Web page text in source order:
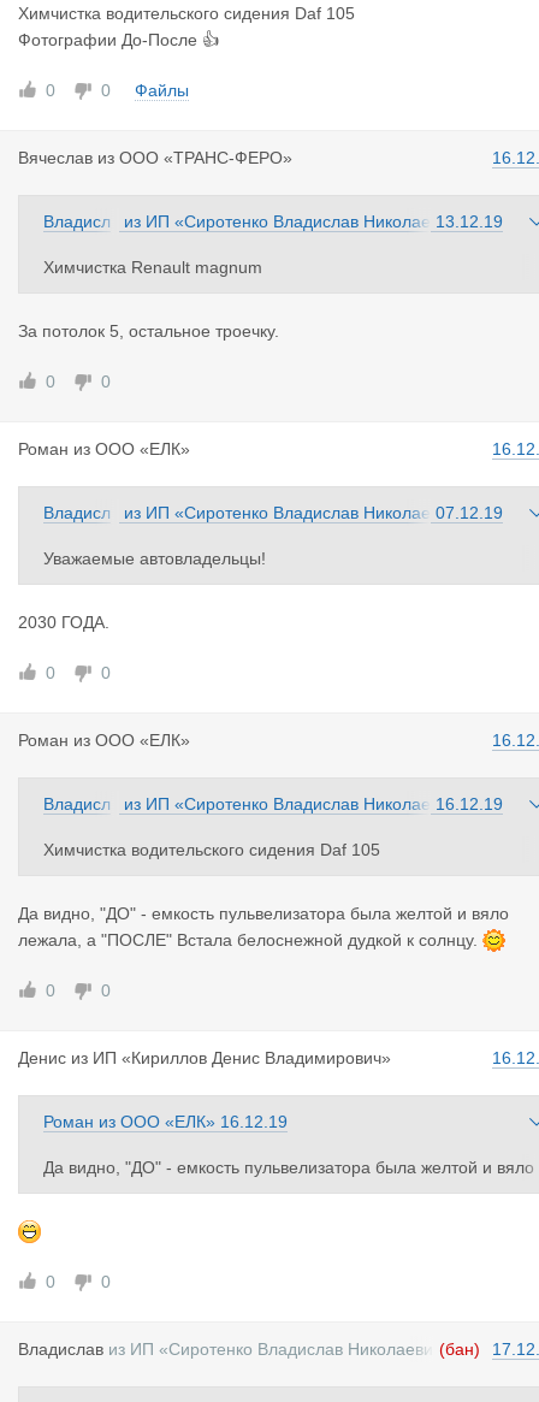
Химчистка водительского сидения Daf 105
Фотографии До-После 👍
0 0 Файлы
Вячеслав из ООО «ТРАНС-ФЕРО»
Владисл
из ИП «Сиротенко Владислав Николае 13.12.19
Химчистка Renault magnum
За потолок 5, остальное троечку.
0 0
Роман из ООО «ЕЛК»
Владисл
из ИП «Сиротенко Владислав Николае 07.12.19
Уважаемые автовладельцы!
Исходя из большого количества обращений,Акция по
длевается до 31-ого декабря!
2030 ГОДА.
0 0
Роман из ООО «ЕЛК»
Владисл
из ИП «Сиротенко Владислав Николае 16.12.19
Химчистка водительского сидения Daf 105
Да видно, "ДО" - емкость пульвелизатора была желтой и вяло
лежала, а "ПОСЛЕ" Встала белоснежной дудкой к солнцу.
0 0
Денис из ИП «Кириллов Денис Владимирович»
Роман из ООО «ЕЛК» 16.12.19
Да видно, "ДО" - емкость пульвелизатора была желтой и вяло
лежала, а "ПОСЛЕ" Встала белоснежной дудкой к солнцу.
0 0
Владислав из ИП «Сиротенко Владислав Николаеви (бан)